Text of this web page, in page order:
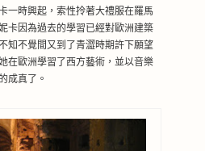
一時興起 ，索性拎著大禮服在羅馬
卡因為過去的學習已經對歐洲建築
知不覺間又到了青澀時期許下願望
在歐洲學習了西方藝術， 並以音樂
成真了。